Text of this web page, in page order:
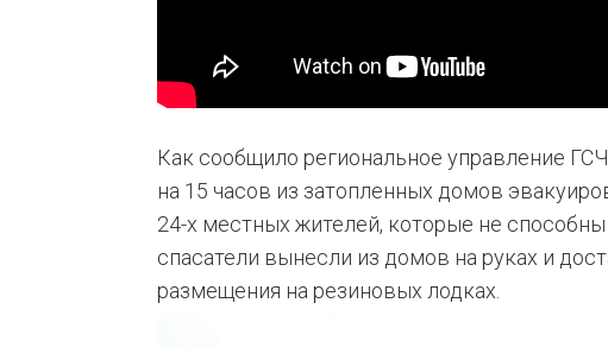
Как сообщило региональное управление
на 15 часов из затопленных домов
24-х местных жителей, которые не
спасатели вынесли из домов на руках и
размещения на резиновых лодках.